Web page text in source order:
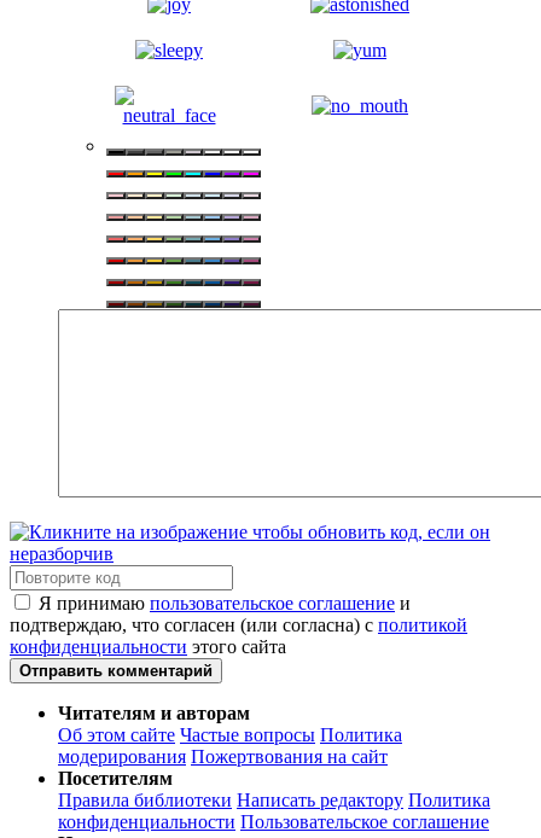
Я принимаю пользовательское соглашение и
подтверждаю, что согласен (или согласна) с политикой
конфиденциальности этого сайта
Отправить комментарий
Читателям и авторам
Об этом сайте Частые вопросы Политика
модерирования Пожертвования на сайт
Посетителям
Правила библиотеки Написать редактору Политика
конфиденциальности Пользовательское соглашение